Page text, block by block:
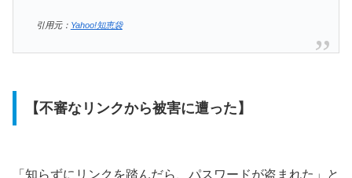
引用元： Yahoo!知恵袋
【不審なリンクから被害に遭った】
「知らずにリンクを踏んだら、パスワードが盗まれた」と